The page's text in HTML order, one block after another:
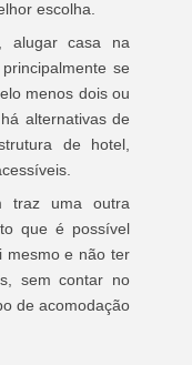
escolha.
alugar casa na
se
menos dois ou
alternativas de
de hotel,
traz uma outra
que é possível
mesmo e não ter
sem contar no
de acomodação